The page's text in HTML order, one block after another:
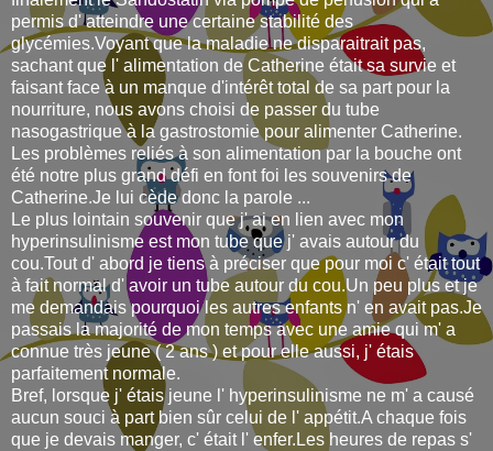
permis d' atteindre une certaine stabilité des
glycémies.Voyant que la maladie ne disparaitrait pas,
sachant que l' alimentation de Catherine était sa survie et
faisant face à un manque d'intérêt total de sa part pour la
nourriture, nous avons choisi de passer du tube
nasogastrique à la gastrostomie pour alimenter Catherine.
Les problèmes reliés à son alimentation par la bouche ont
été notre plus grand défi en font foi les souvenirs de
Catherine.Je lui cède donc la parole ...
Le plus lointain souvenir que j' ai en lien avec mon
hyperinsulinisme est mon tube que j' avais autour du
cou.Tout d' abord je tiens à préciser que pour moi c' était tout
à fait normal d' avoir un tube autour du cou.Un peu plus et je
me demandais pourquoi les autres enfants n' en avait pas.Je
passais la majorité de mon temps avec une amie qui m' a
connue très jeune ( 2 ans ) et pour elle aussi, j' étais
parfaitement normale.
Bref, lorsque j' étais jeune l' hyperinsulinisme ne m' a causé
aucun souci à part bien sûr celui de l' appétit.A chaque fois
que je devais manger, c' était l' enfer.Les heures de repas s'